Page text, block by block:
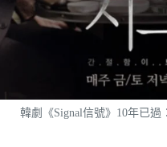
韓劇《Signal信號》10年已